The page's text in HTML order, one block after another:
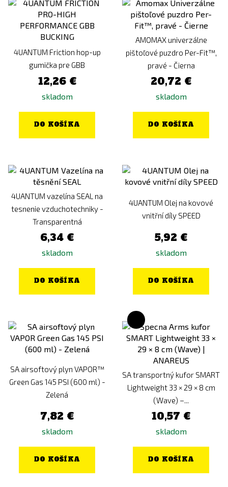
4UANTUM Friction hop-up
gumička pre GBB
12,26 €
skladom
DO KOŠÍKA
AMOMAX univerzálne
pištoľové puzdro Per-Fit™,
pravé - Čierna
20,72 €
skladom
DO KOŠÍKA
4UANTUM vazelína SEAL na
tesnenie vzduchotechniky -
Transparentná
6,34 €
skladom
DO KOŠÍKA
4UANTUM Olej na kovové
vnitřní díly SPEED
5,92 €
skladom
DO KOŠÍKA
SA airsoftový plyn VAPOR™
Green Gas 145 PSI (600 ml) -
Zelená
7,82 €
skladom
DO KOŠÍKA
SA transportný kufor SMART
Lightweight 33 × 29 × 8 cm
(Wave) –...
10,57 €
skladom
DO KOŠÍKA